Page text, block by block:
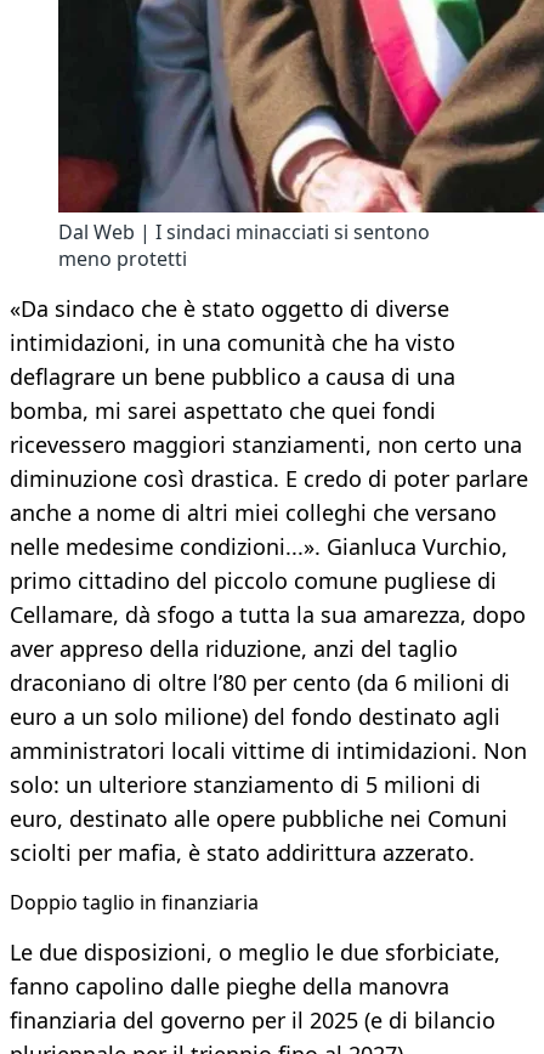
Dal Web | I sindaci minacciati si sentono
meno protetti
«Da sindaco che è stato oggetto di diverse
intimidazioni, in una comunità che ha visto
deflagrare un bene pubblico a causa di una
bomba, mi sarei aspettato che quei fondi
ricevessero maggiori stanziamenti, non certo una
diminuzione così drastica. E credo di poter parlare
anche a nome di altri miei colleghi che versano
nelle medesime condizioni...». Gianluca Vurchio,
primo cittadino del piccolo comune pugliese di
Cellamare, dà sfogo a tutta la sua amarezza, dopo
aver appreso della riduzione, anzi del taglio
draconiano di oltre l’80 per cento (da 6 milioni di
euro a un solo milione) del fondo destinato agli
amministratori locali vittime di intimidazioni. Non
solo: un ulteriore stanziamento di 5 milioni di
euro, destinato alle opere pubbliche nei Comuni
sciolti per mafia, è stato addirittura azzerato.
Doppio taglio in finanziaria
Le due disposizioni, o meglio le due sforbiciate,
fanno capolino dalle pieghe della manovra
finanziaria del governo per il 2025 (e di bilancio